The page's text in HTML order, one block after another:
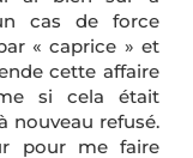
cas de force
« caprice » et
cette affaire
si cela était
nouveau refusé.
pour me faire